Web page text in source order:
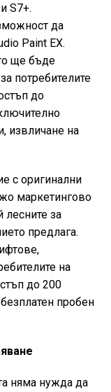
S7+.
да
Paint EX.
ще бъде
потребителите
до
извличане на
с оригинални
маркетингово
лесните за
предлага.
на
до 200
пробен
няма нужда да